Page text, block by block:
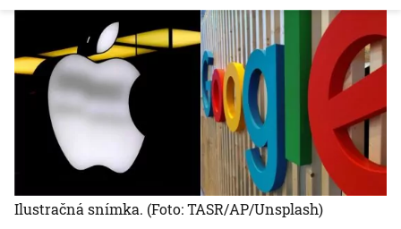
Ilustračná snímka. (Foto: TASR/AP/Unsplash)